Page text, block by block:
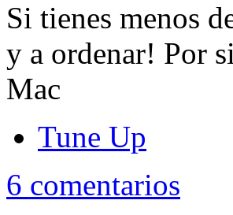
Si tienes menos
y a ordenar! Por
Mac
Tune Up
6 comentarios